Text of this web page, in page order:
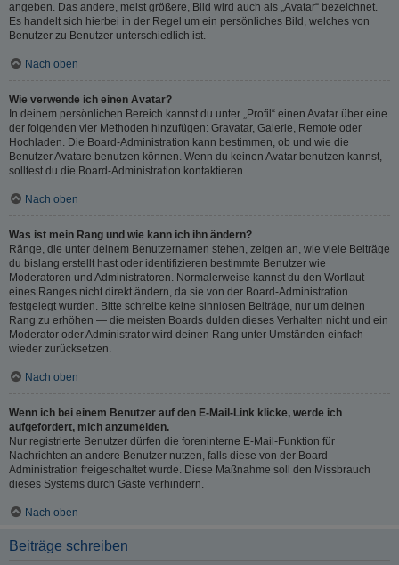
angeben. Das andere, meist größere, Bild wird auch als „Avatar“ bezeichnet.
Es handelt sich hierbei in der Regel um ein persönliches Bild, welches von
Benutzer zu Benutzer unterschiedlich ist.
Nach oben
Wie verwende ich einen Avatar?
In deinem persönlichen Bereich kannst du unter „Profil“ einen Avatar über eine
der folgenden vier Methoden hinzufügen: Gravatar, Galerie, Remote oder
Hochladen. Die Board-Administration kann bestimmen, ob und wie die
Benutzer Avatare benutzen können. Wenn du keinen Avatar benutzen kannst,
solltest du die Board-Administration kontaktieren.
Nach oben
Was ist mein Rang und wie kann ich ihn ändern?
Ränge, die unter deinem Benutzernamen stehen, zeigen an, wie viele Beiträge
du bislang erstellt hast oder identifizieren bestimmte Benutzer wie
Moderatoren und Administratoren. Normalerweise kannst du den Wortlaut
eines Ranges nicht direkt ändern, da sie von der Board-Administration
festgelegt wurden. Bitte schreibe keine sinnlosen Beiträge, nur um deinen
Rang zu erhöhen — die meisten Boards dulden dieses Verhalten nicht und ein
Moderator oder Administrator wird deinen Rang unter Umständen einfach
wieder zurücksetzen.
Nach oben
Wenn ich bei einem Benutzer auf den E-Mail-Link klicke, werde ich
aufgefordert, mich anzumelden.
Nur registrierte Benutzer dürfen die foreninterne E-Mail-Funktion für
Nachrichten an andere Benutzer nutzen, falls diese von der Board-
Administration freigeschaltet wurde. Diese Maßnahme soll den Missbrauch
dieses Systems durch Gäste verhindern.
Nach oben
Beiträge schreiben